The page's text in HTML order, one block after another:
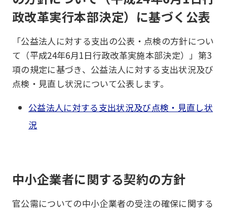
政改革実行本部決定）に基づく公表
「公益法人に対する支出の公表・点検の方針につい
て（平成24年6月1日行政改革実施本部決定）」第3
項の規定に基づき、公益法人に対する支出状況及び
点検・見直し状況について公表します。
公益法人に対する支出状況及び点検・見直し状
況
中小企業者に関する契約の方針
官公需についての中小企業者の受注の確保に関する